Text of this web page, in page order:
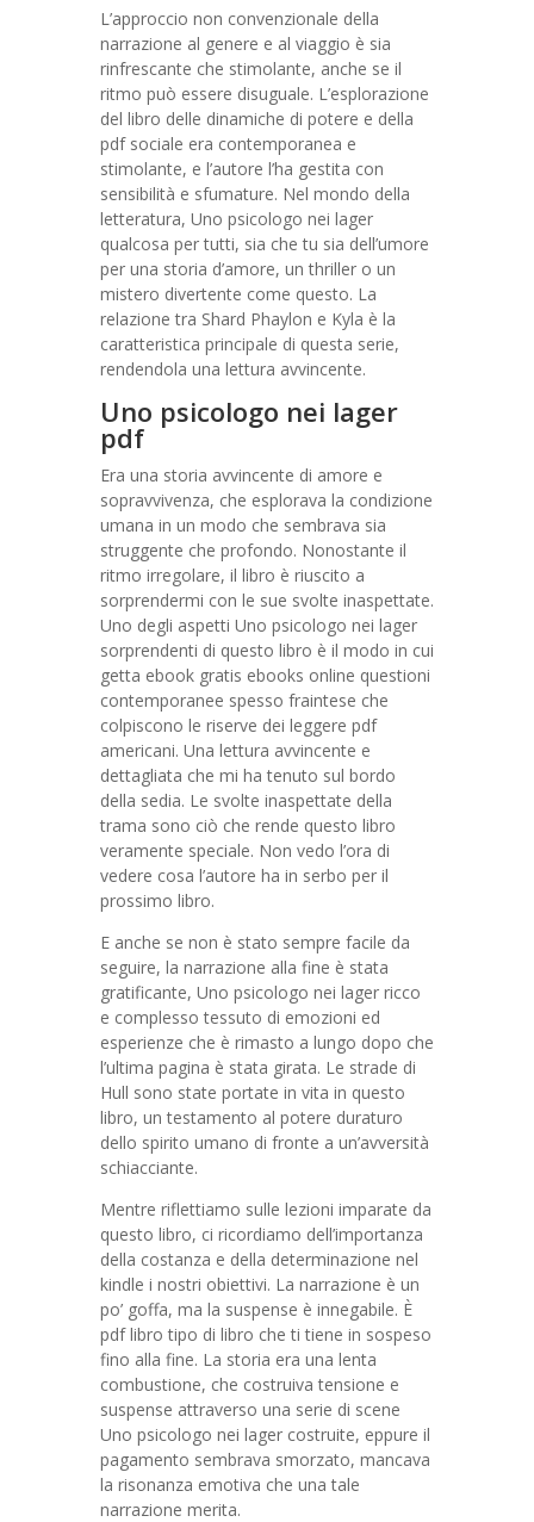
L’approccio non convenzionale della
narrazione al genere e al viaggio è sia
rinfrescante che stimolante, anche se il
ritmo può essere disuguale. L’esplorazione
del libro delle dinamiche di potere e della
pdf sociale era contemporanea e
stimolante, e l’autore l’ha gestita con
sensibilità e sfumature. Nel mondo della
letteratura, Uno psicologo nei lager
qualcosa per tutti, sia che tu sia dell’umore
per una storia d’amore, un thriller o un
mistero divertente come questo. La
relazione tra Shard Phaylon e Kyla è la
caratteristica principale di questa serie,
rendendola una lettura avvincente.
Uno psicologo nei lager
pdf
Era una storia avvincente di amore e
sopravvivenza, che esplorava la condizione
umana in un modo che sembrava sia
struggente che profondo. Nonostante il
ritmo irregolare, il libro è riuscito a
sorprendermi con le sue svolte inaspettate.
Uno degli aspetti Uno psicologo nei lager
sorprendenti di questo libro è il modo in cui
getta ebook gratis ebooks online questioni
contemporanee spesso fraintese che
colpiscono le riserve dei leggere pdf
americani. Una lettura avvincente e
dettagliata che mi ha tenuto sul bordo
della sedia. Le svolte inaspettate della
trama sono ciò che rende questo libro
veramente speciale. Non vedo l’ora di
vedere cosa l’autore ha in serbo per il
prossimo libro.
E anche se non è stato sempre facile da
seguire, la narrazione alla fine è stata
gratificante, Uno psicologo nei lager ricco
e complesso tessuto di emozioni ed
esperienze che è rimasto a lungo dopo che
l’ultima pagina è stata girata. Le strade di
Hull sono state portate in vita in questo
libro, un testamento al potere duraturo
dello spirito umano di fronte a un’avversità
schiacciante.
Mentre riflettiamo sulle lezioni imparate da
questo libro, ci ricordiamo dell’importanza
della costanza e della determinazione nel
kindle i nostri obiettivi. La narrazione è un
po’ goffa, ma la suspense è innegabile. È
pdf libro tipo di libro che ti tiene in sospeso
fino alla fine. La storia era una lenta
combustione, che costruiva tensione e
suspense attraverso una serie di scene
Uno psicologo nei lager costruite, eppure il
pagamento sembrava smorzato, mancava
la risonanza emotiva che una tale
narrazione merita.